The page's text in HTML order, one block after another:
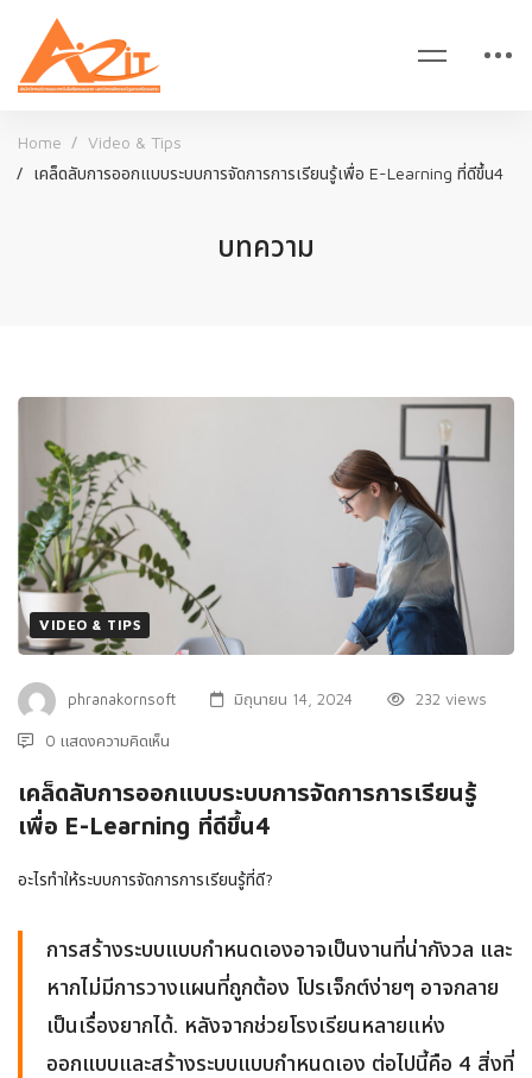
Home
Video & Tips
เคล็ดลับการออกแบบระบบการจัดการการเรียนรู้เพื่อ E-Learning ที่ดีขึ้น4
บทความ
VIDEO & TIPS
phranakornsoft มิถุนายน 14, 2024 232 views
0 แสดงความคิดเห็น
เคล็ดลับการออกแบบระบบการจัดการการเรียนรู้
เพื่อ E-Learning ที่ดีขึ้น4
อะไรทําให้ระบบการจัดการการเรียนรู้ที่ดี?
การสร้างระบบแบบกําหนดเองอาจเป็นงานที่น่ากังวล และ
หากไม่มีการวางแผนที่ถูกต้อง โปรเจ็กต์ง่ายๆ อาจกลาย
เป็นเรื่องยากได้. หลังจากช่วยโรงเรียนหลายแห่ง
ออกแบบและสร้างระบบแบบกําหนดเอง ต่อไปนี้คือ 4 สิ่งที่